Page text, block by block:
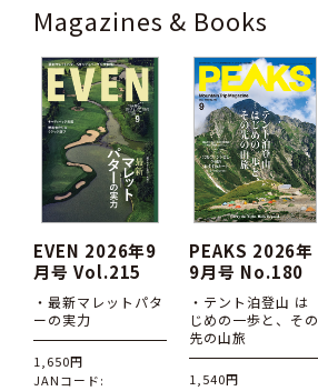
Magazines & Books
EVEN 2026年9
月号 Vol.215
・最新マレットパタ
ーの実力
1,650円
JANコード:
PEAKS 2026年
9月号 No.180
・テント泊登山 は
じめの一歩と、その
先の山旅
1,540円